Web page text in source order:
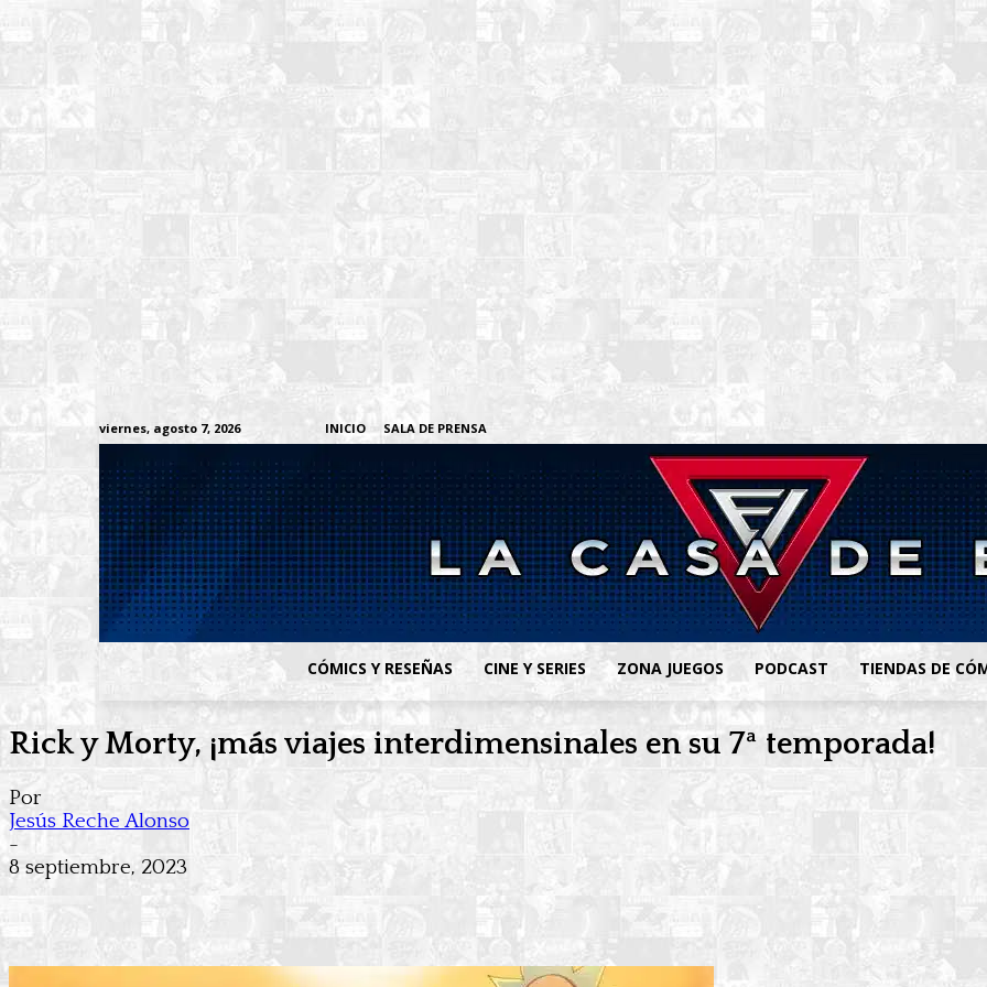
viernes, agosto 7, 2026 INICIO SALA DE PRENSA
CÓMICS Y RESEÑAS CINE Y SERIES ZONA JUEGOS PODCAST TIENDAS DE
Rick y Morty, ¡más viajes interdimensinales en su 7ª temporada!
Por
Jesús Reche Alonso
-
8 septiembre, 2023